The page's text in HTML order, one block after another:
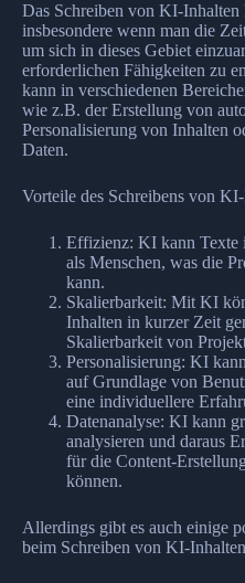
Das Schreiben von KI-Inhalten
insbesondere wenn man die
um sich in dieses Gebiet
erforderlichen Fähigkeiten zu
kann in verschiedenen
wie z.B. der Erstellung von
Personalisierung von Inhalten
Daten.
Vorteile des Schreibens von
Effizienz: KI kann Texte
als Menschen, was die
kann.
Skalierbarkeit: Mit KI
Inhalten in kurzer Zeit
Skalierbarkeit von
Personalisierung: KI
auf Grundlage von
eine individuellere
Datenanalyse: KI kann
analysieren und daraus
für die Content-
können.
Allerdings gibt es auch einige
beim Schreiben von KI-